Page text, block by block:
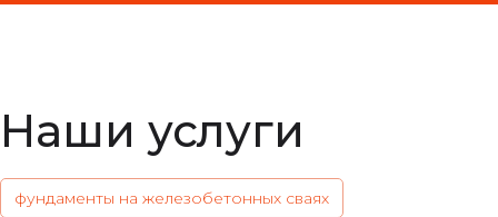
Наши услуги
фундаменты на железобетонных сваях